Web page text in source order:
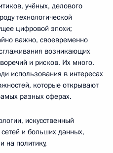
учёных, делового
технологической
цифровой эпохи;
важно, своевременно
возникающих
и рисков. Их много.
использования в интересах
которые открывают
разных сферах.
искусственный
и больших данных,
на политику,